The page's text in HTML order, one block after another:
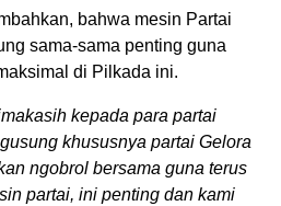
bahwa mesin Partai
sama-sama penting guna
di Pilkada ini.
kepada para partai
khususnya partai Gelora
ngobrol bersama guna terus
partai, ini penting dan kami